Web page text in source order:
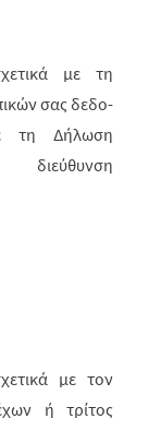
με τη
σας δεδο­
τη Δήλωση
με τον
ή τρίτος